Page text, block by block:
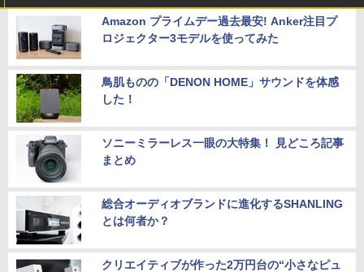
Amazon プライムデー過去最安! Anker注目プ
ロジェクター3モデルを使ってみた
鳥肌ものの「DENON HOME」サウンドを体感
した！
ソニーミラーレス一眼の大特集！ 見どころ記事
まとめ
総合オーディオブランドに進化するSHANLING
とは何者か？
クリエイティブが作った2万円台の“小さなピュ